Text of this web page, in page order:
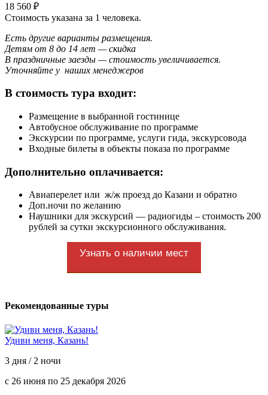
18 560 ₽
Стоимость указана за 1 человека.
Есть другие варианты размещения.
Детям от 8 до 14 лет — скидка
В праздничные заезды — стоимость увеличивается.
Уточняйте у наших менеджеров
В стоимость тура входит:
Размещение в выбранной гостинице
Автобусное обслуживание по программе
Экскурсии по программе, услуги гида, экскурсовода
Входные билеты в объекты показа по программе
Дополнительно оплачивается:
Авиаперелет или ж/ж проезд до Казани и обратно
Доп.ночи по желанию
Наушники для экскурсий — радиогиды – стоимость 200
рублей за сутки экскурсионного обслуживания.
Узнать о наличии мест
Рекомендованные туры
Удиви меня, Казань!
3 дня / 2 ночи
с 26 июня по 25 декабря 2026